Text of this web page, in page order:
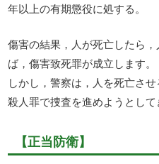
年以上の有期懲役に処する。
傷害の結果，人が死亡したら
ば，傷害致死罪が成立します。
しかし，警察は，人を死亡さ
殺人罪で捜査を進めようとして
【正当防衛】